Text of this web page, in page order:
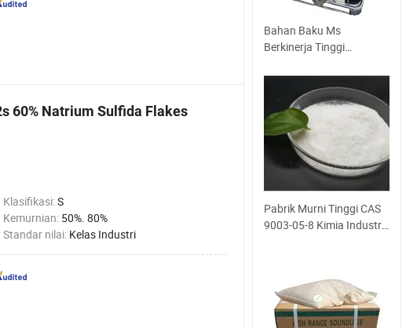
60% Natrium Sulfida Flakes
Klasifikasi:S
Kemurnian: 50%. 80%
Standar nilai: Kelas Industri
Bahan Baku Ms
Berkinerja Tinggi
Berkinerja Tinggi Dari
Cina Poliéter Terminat
Silane Ramah
Lingkungan Polimer STP
Polimer α-Hibrida
Pabrik Murni Tinggi CAS
9003-05-8 Kimia Industri
Poliakrilamid PAM